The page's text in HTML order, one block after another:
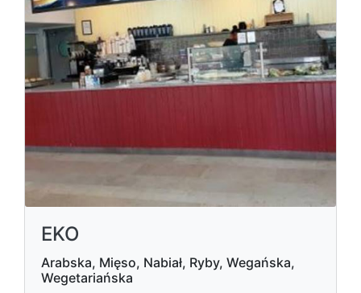
EKO
Arabska, Mięso, Nabiał, Ryby, Wegańska,
Wegetariańska